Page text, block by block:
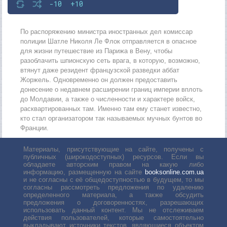
-10 +10
По распоряжению министра иностранных дел комиссар
полиции Шатле Николя Ле Флок отправляется в опасное
для жизни путешествие из Парижа в Вену, чтобы
разоблачить шпионскую сеть врага, в которую, возможно,
втянут даже резидент французской разведки аббат
Жоржель. Одновременно он должен предоставить
донесение о недавнем расширении границ империи вплоть
до Молдавии, а также о численности и характере войск,
расквартированных там. Именно там ему станет известно,
кто стал организатором так называемых мучных бунтов во
Франции.
Материалы, присутствующие на сайте, получены с
публичных (широкодоступных) ресурсов. Если вы
обладаете авторским правом на какую либо
информацию, размещенную на сайте booksonline.com.ua
и не согласны с её общедоступностью в будущем, то мы
согласны рассмотреть предложения по удалению
определенного материала, а также обсудить
предложения о договоренностях, разрешающих
использовать данный контент. Мы не отслеживаем
действия пользователей, которые самостоятельно
выкладывают источники текстов, являющиеся объектом